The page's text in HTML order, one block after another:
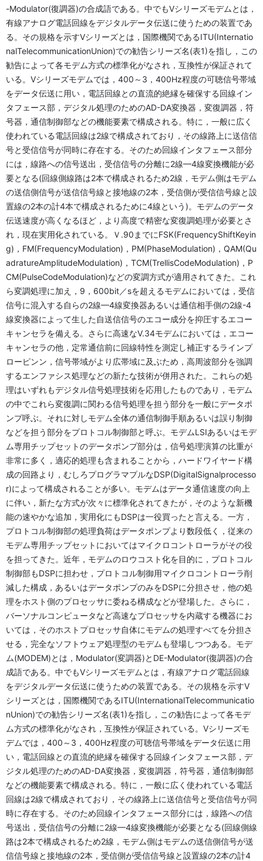
-Modulator(復調器)の合成語である。中でもVシリーズモデムとは，
有線アナログ電話回線をデジタルデータ伝送に使うための装置であ
る。その規格を示すVシリーズとは，国際機関であるITU(Internatio
nalTelecommunicationUnion)での勧告シリーズ名(表1)を指し，この
勧告によって各モデム方式の標準化がなされ，互換性が保証されて
いる。Vシリーズモデムでは，400～3，400Hz程度の可聴信号帯域
をデータ伝送に用い，電話回線との直流的絶縁を確保する回線イン
タフェース部，デジタル処理のためのAD-DA変換器，変復調器，符
号器，通信制御部などの機能要素で構成される。特に，一般に広く
使われている電話回線は2線で構成されており，その線路上に送信信
号と受信信号が同時に存在する。そのため回線インタフェース部分
には，線路への信号送出，受信信号の分離に2線—4線変換機能が必
要となる(回線側線路は2本で構成されるため2線，モデム側はモデム
の送信側信号が送信信号線と接地線の2本，受信側が受信信号線と設
置線の2本の計4本で構成されるために4線という)。モデムのデータ
伝送速度が高くなるほど，より高度で精密な変復調処理が必要とさ
れ，現在実用化されている。Ｖ.90までにFSK(FrequencyShiftKeyin
g)，FM(FrequencyModulation)，PM(PhaseModulation)，QAM(Qu
adratureAmplitudeModulation)，TCM(TrellisCodeModulation)，P
CM(PulseCodeModulation)などの変調方式が適用されてきた。これ
ら変調処理に加え，9，600bit／sを超えるモデムにおいては，受信
信号に混入する自らの2線—4線変換器あるいは通信相手側の2線-4
線変換器によって生した自送信信号のエコー成分を抑圧するエコー
キャンセラを備える。さらに高速なV.34モデムにおいては，エコー
キャンセラの他，定常通信前に回線特性を測定し補正するラインプ
ローピンン，信号帯域がより広帯域に及ぶため，高周波部分を強調
するエンファシス処理などの新たな技術が併用された。これらの処
理はいずれもデジタル信号処理技術を応用したものであり，モデム
の中でこれら変復調に関わる信号処理を担う部分を一般にデータポ
ンプ呼ぶ。それに対しモデム全体の通信制御手順あるいは誤り制御
などを担う部分をプロトコル制御部と呼ぶ。モデムLSIあるいはモデ
ム専用チップセットのデータポンプ部分は，信号処理演算の比重が
非常に多く，適応的処理も含まれることから，ハードワイヤード構
成の回路より，むしろプログラマプルなDSP(DigitalSignalprocesso
r)によって構成されることが多い。モデムはデータ通信速度の向上
に伴い，新たな方式が次々に標準化されてきたが，そのような新機
能の速やかな追加，実用化にもDSPは一役買ったと言える。一方，
プロトコル制御部の処理負荷はデータポンプより数段低く，従来の
モデム専用チップセットにおいてはマイクロコントローラがその役
を担ってきた。近年，モデムのロウコスト化を目的に，プロトコル
制御部もDSPに担わせ，プロトコル制御用マイクロコントローラ削
減した構成，あるいはデータポンプのみをDSPに分担させ，他の処
理をホスト側のプロセッサに委ねる構成などが登場した。さらに，
バーソナルコンピュータなど高速なプロセッサを内蔵する機器にお
いては，そのホストプロセッサ自体にモデムの処理すべてを分担さ
せる，完全なソフトウェア処理型のモデムも登場しつつある。モデ
ム(MODEM)とは，Modulator(変調器)とDE-Modulator(復調器)の合
成語である。中でもVシリーズモデムとは，有線アナログ電話回線
をデジタルデータ伝送に使うための装置である。その規格を示すV
シリーズとは，国際機関であるITU(InternationalTelecommunicatio
nUnion)での勧告シリーズ名(表1)を指し，この勧告によって各モデ
ム方式の標準化がなされ，互換性が保証されている。Vシリーズモ
デムでは，400～3，400Hz程度の可聴信号帯域をデータ伝送に用
い，電話回線との直流的絶縁を確保する回線インタフェース部，デ
ジタル処理のためのAD-DA変換器，変復調器，符号器，通信制御部
などの機能要素で構成される。特に，一般に広く使われている電話
回線は2線で構成されており，その線路上に送信信号と受信信号が同
時に存在する。そのため回線インタフェース部分には，線路への信
号送出，受信信号の分離に2線—4線変換機能が必要となる(回線側線
路は2本で構成されるため2線，モデム側はモデムの送信側信号が送
信信号線と接地線の2本，受信側が受信信号線と設置線の2本の計4